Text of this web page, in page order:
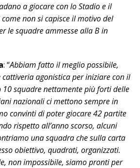
a giocare con lo Stadio e il
non si capisce il motivo del
le squadre ammesse alla B in
: “Abbiam fatto il meglio possibile,
agonistica per iniziare con il
10 squadre nettamente più forti delle
nazionali ci mettono sempre in
convinti di poter giocare 42 partite
rispetto all’anno scorso, alcuni
una squadra che sulla carta
obiettivo, quadrati, organizzati.
non impossibile, siamo pronti per